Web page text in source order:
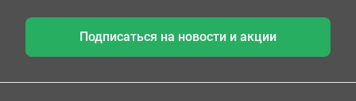
Подписаться на новости и акции